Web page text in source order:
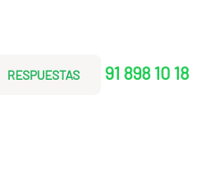
RESPUESTAS 91 898 10 18